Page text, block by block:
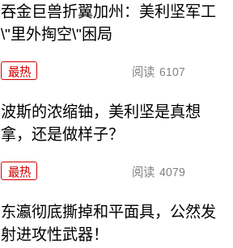
吞金巨兽折翼加州：美利坚军工
\"里外掏空\"困局
最热 阅读 6107
波斯的浓缩铀，美利坚是真想
拿，还是做样子？
最热 阅读 4079
东瀛彻底撕掉和平面具，公然发
射进攻性武器！